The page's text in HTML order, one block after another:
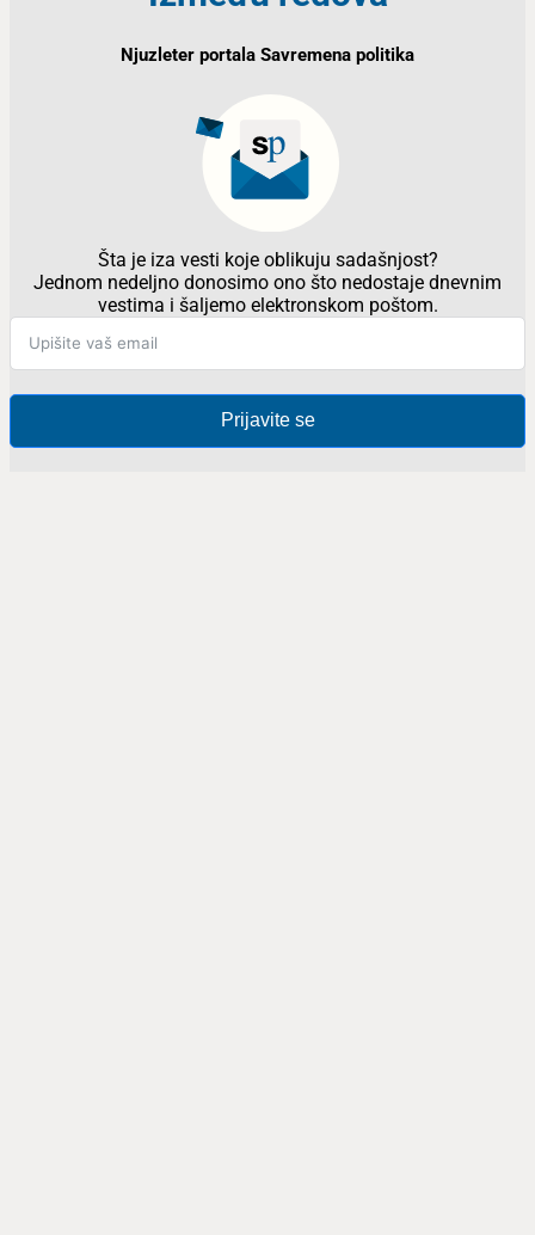
Njuzleter portala Savremena politika
Šta je iza vesti koje oblikuju sadašnjost?
Jednom nedeljno donosimo ono što nedostaje dnevnim
vestima i šaljemo elektronskom poštom.
Prijavite se